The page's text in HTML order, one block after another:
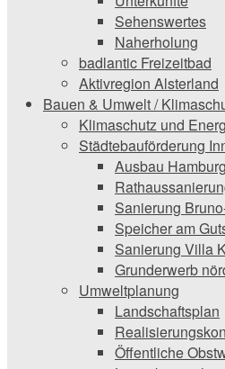
Sehenswertes
Naherholung
badlantic Freizeitbad
Aktivregion Alsterland
Bauen & Umwelt /
­Klimaschutz und
Städtebauförderung
Ausbau
Sanierung
Speicher am
Sanierung Villa
Grunderwerb
Umweltplanung
Landschaftsplan
Öffentliche